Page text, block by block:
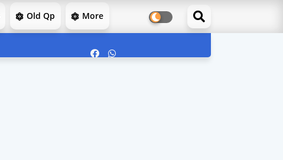
Old Qp More